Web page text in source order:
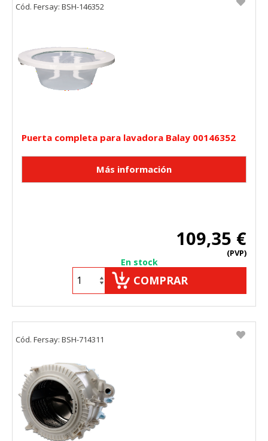
Puerta completa para lavadora Balay 00146352
109,35 €
(PVP)
En stock
COMPRAR
Cód. Fersay: BSH-146352
Cód. Fersay: BSH-714311